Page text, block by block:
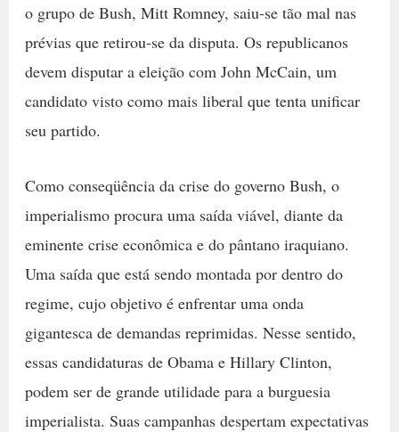
o grupo de Bush, Mitt Romney, saiu-se tão mal nas
prévias que retirou-se da disputa. Os republicanos
devem disputar a eleição com John McCain, um
candidato visto como mais liberal que tenta unificar
seu partido.
Como conseqüência da crise do governo Bush, o
imperialismo procura uma saída viável, diante da
eminente crise econômica e do pântano iraquiano.
Uma saída que está sendo montada por dentro do
regime, cujo objetivo é enfrentar uma onda
gigantesca de demandas reprimidas. Nesse sentido,
essas candidaturas de Obama e Hillary Clinton,
podem ser de grande utilidade para a burguesia
imperialista. Suas campanhas despertam expectativas